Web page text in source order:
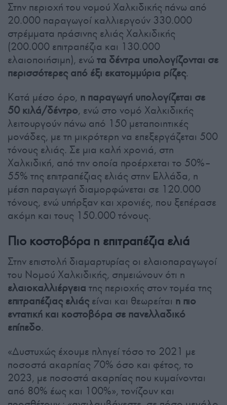
Στην περιοχή του νομού Χαλκιδικής πάνω από
20.000 παραγωγοί καλλιεργούν 330.000
στρέμματα πράσινης ελιάς Χαλκιδικής
(200.000 επιτραπέζια και 130.000
ελαιοποιήσιμη), ενώ τα δέντρα υπολογίζονται σε
περισσότερες από έξι εκατομμύρια ρίζες.
Κατά μέσο όρο, η παραγωγή υπολογίζεται σε
50 κιλά/δέντρο, ενώ στο νομό Χαλκιδικής
λειτουργούν πάνω από 150 μεταποιητικές
μονάδες, με τη μικρότερη να επεξεργάζεται 500
τόνους ελιάς. Σε μια καλή χρονιά, στη
Χαλκιδική, από την οποία προέρχεται το 50%–
55% της επιτραπέζιας ελιάς στην Ελλάδα, η
μέση παραγωγή διαμορφώνεται σε 120.000
τόνους, ενώ υπήρξαν και χρονιές, που ξεπέρασε
ακόμη και τους 150.000 τόνους.
Πιο κοστοβόρα η επιτραπέζια ελιά
Στην επιστολή διαμαρτυρίας οι ελαιοπαραγωγοί
του Νομού Χαλκιδικής, σημειώνουν ότι η
ελαιοκαλλιέργεια της περιοχής στον τομέα της
επιτραπέζιας ελιάςείναι και θεωρείται η πιο
εντατική και κοστοβόρα σε πανελλαδικό
επίπεδο.
«Δυστυχώς έχουμε πληγεί τόσο το 2021 με
ποσοστά ακαρπίας 70% όσο και φέτος, το
2023, με ποσοστά ακαρπίας που κυμαίνονται
από 80% έως και 100%», τονίζουν και